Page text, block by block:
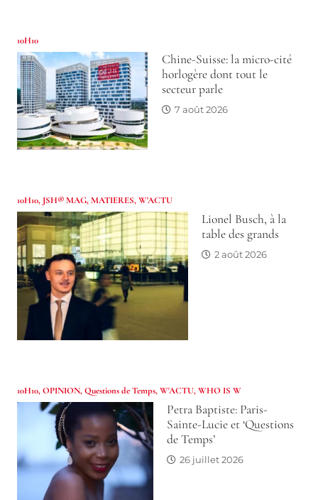
10H10
Chine-Suisse: la micro-cité
horlogère dont tout le
secteur parle
7 août 2026
10H10, JSH® MAG,MATIERES,W'ACTU
Lionel Busch, à la
table des grands
2 août 2026
10H10,OPINION,Questions de Temps,W'ACTU,WHO IS W
Petra Baptiste: Paris-
Sainte-Lucie et ‘Questions
de Temps’
26 juillet 2026